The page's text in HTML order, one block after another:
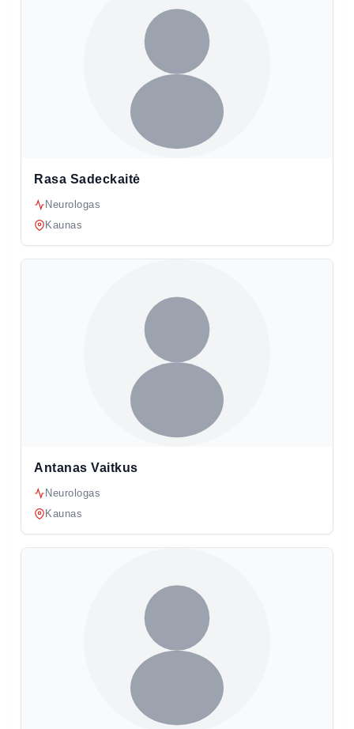
Rasa Sadeckaitė
Neurologas
Kaunas
Antanas Vaitkus
Neurologas
Kaunas